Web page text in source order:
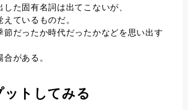
た固有名詞は出てこないが、
ているものだ。
節だったか時代だったかなどを思い出す
がある。
ットしてみる